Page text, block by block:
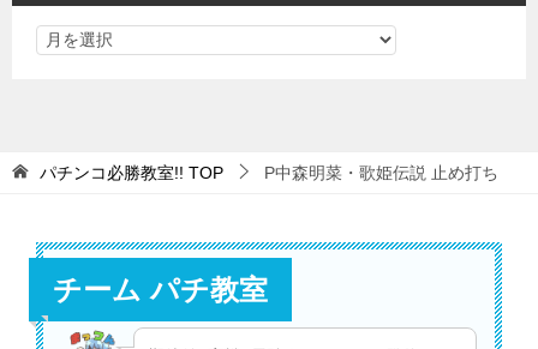
パチンコ必勝教室!! TOP P中森明菜・歌姫伝説 止め打ち
チーム パチ教室